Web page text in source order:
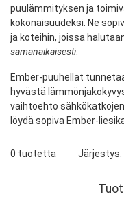
puulämmityksen ja
kokonaisuudeksi. Ne
ja koteihin, joissa
samanaikaisesti.
Ember-puuhellat
hyvästä
vaihtoehto
löydä sopiva Ember-
0 tuotetta Järjestys: